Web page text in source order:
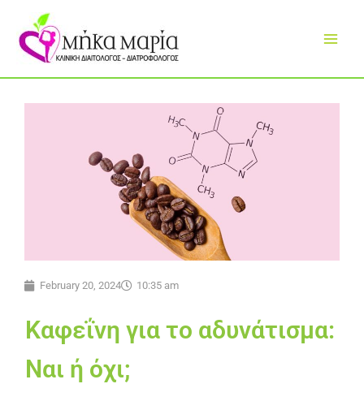
content
February 20, 2024 10:35 am
Καφεΐνη για το αδυνάτισμα:
Ναι ή όχι;